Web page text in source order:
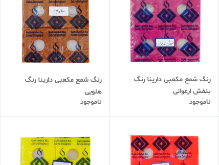
رنگ شمع مکعبی دارینا رنگ
بنفش ارغوانی
ناموجود
رنگ شمع مکعبی دارینا رنگ
هلویی
ناموجود